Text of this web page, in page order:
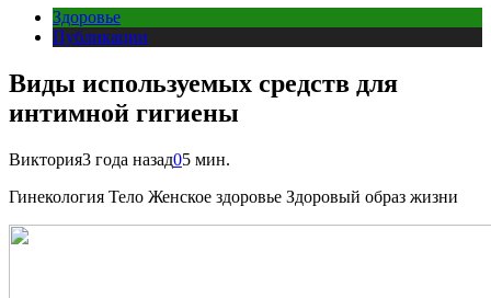
Здоровье
Публикации
Виды используемых средств для
интимной гигиены
Виктория3 года назад05 мин.
Гинекология Тело Женское здоровье Здоровый образ жизни